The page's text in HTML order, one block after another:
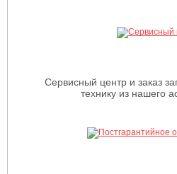
Сервисный центр и заказ
технику из нашего